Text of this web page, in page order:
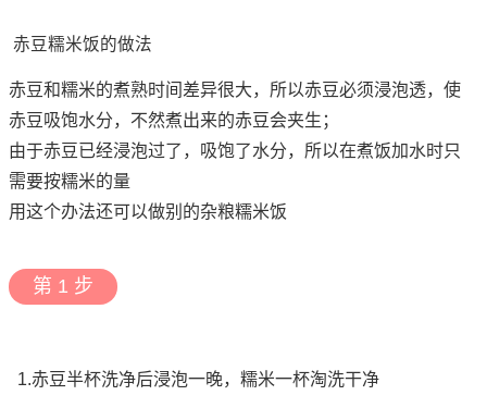
赤豆糯米饭的做法
赤豆和糯米的煮熟时间差异很大，所以赤豆必须浸泡透，使
赤豆吸饱水分，不然煮出来的赤豆会夹生；
由于赤豆已经浸泡过了，吸饱了水分，所以在煮饭加水时只
需要按糯米的量
用这个办法还可以做别的杂粮糯米饭
第 1 步
1.赤豆半杯洗净后浸泡一晚，糯米一杯淘洗干净